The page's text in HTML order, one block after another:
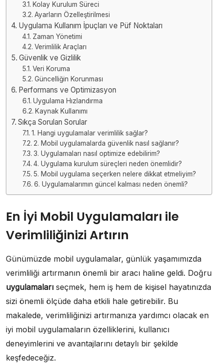
Kolay Kurulum Süreci
Ayarların Özelleştirilmesi
Uygulama Kullanım İpuçları ve Püf Noktaları
Zaman Yönetimi
Verimlilik Araçları
Güvenlik ve Gizlilik
Veri Koruma
Güncelliğin Korunması
Performans ve Optimizasyon
Uygulama Hızlandırma
Kaynak Kullanımı
Sıkça Sorulan Sorular
1. Hangi uygulamalar verimlilik sağlar?
2. Mobil uygulamalarda güvenlik nasıl sağlanır?
3. Uygulamaları nasıl optimize edebilirim?
4. Uygulama kurulum süreçleri neden önemlidir?
5. Mobil uygulama seçerken nelere dikkat etmeliyim?
6. Uygulamalarımın güncel kalması neden önemli?
En İyi Mobil Uygulamaları ile
Verimliliğinizi Artırın
Günümüzde mobil uygulamalar, günlük yaşamımızda
verimliliği artırmanın önemli bir aracı haline geldi. Doğru
uygulamaları seçmek, hem iş hem de kişisel hayatınızda
sizi önemli ölçüde daha etkili hale getirebilir. Bu
makalede, verimliliğinizi artırmanıza yardımcı olacak en
iyi mobil uygulamaların özelliklerini, kullanıcı
deneyimlerini ve avantajlarını detaylı bir şekilde
keşfedeceğiz.